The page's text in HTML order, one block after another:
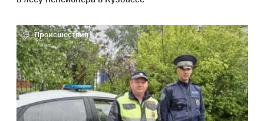
Происшествия